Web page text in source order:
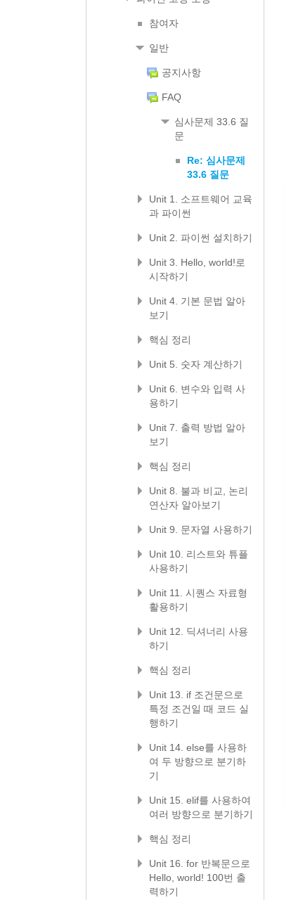
참여자
일반
공지사항
FAQ
심사문제 33.6 질
문
Re: 심사문제
33.6 질문
Unit 1. 소프트웨어 교육
과 파이썬
Unit 2. 파이썬 설치하기
Unit 3. Hello, world!로
시작하기
Unit 4. 기본 문법 알아
보기
핵심 정리
Unit 5. 숫자 계산하기
Unit 6. 변수와 입력 사
용하기
Unit 7. 출력 방법 알아
보기
핵심 정리
Unit 8. 불과 비교, 논리
연산자 알아보기
Unit 9. 문자열 사용하기
Unit 10. 리스트와 튜플
사용하기
Unit 11. 시퀀스 자료형
활용하기
Unit 12. 딕셔너리 사용
하기
핵심 정리
Unit 13. if 조건문으로
특정 조건일 때 코드 실
행하기
Unit 14. else를 사용하
여 두 방향으로 분기하
기
Unit 15. elif를 사용하여
여러 방향으로 분기하기
핵심 정리
Unit 16. for 반복문으로
Hello, world! 100번 출
력하기